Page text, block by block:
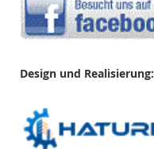
Design und Realisierung: